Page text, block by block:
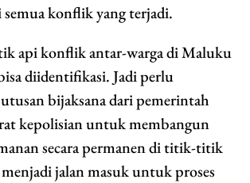
semua konflik yang terjadi.
api konflik antar-warga di Maluku
diidentifikasi. Jadi perlu
bijaksana dari pemerintah
kepolisian untuk membangun
secara permanen di titik-titik
jalan masuk untuk proses